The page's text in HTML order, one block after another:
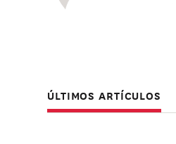
ÚLTIMOS ARTÍCULOS